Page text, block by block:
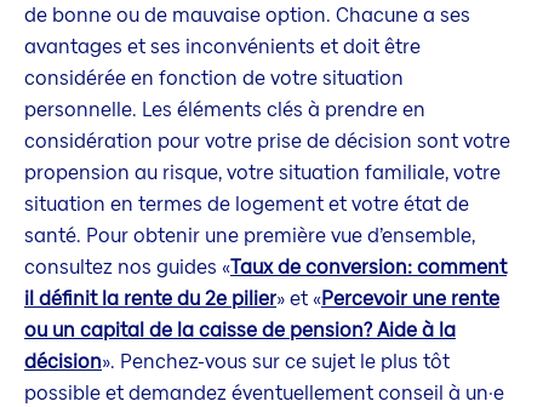
de bonne ou de mauvaise option. Chacune a ses
avantages et ses inconvénients et doit être
considérée en fonction de votre situation
personnelle. Les éléments clés à prendre en
considération pour votre prise de décision sont votre
propension au risque, votre situation familiale, votre
situation en termes de logement et votre état de
santé. Pour obtenir une première vue d’ensemble,
consultez nos guides «Taux de conversion: comment
il définit la rente du 2e pilier» et «Percevoir une rente
ou un capital de la caisse de pension? Aide à la
décision». Penchez-vous sur ce sujet le plus tôt
possible et demandez éventuellement conseil à un·e